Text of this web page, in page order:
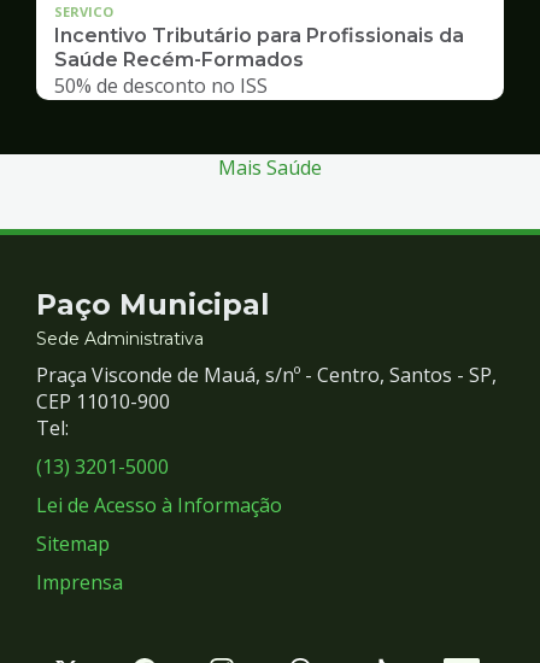
SERVICO
Incentivo Tributário para Profissionais da
Saúde Recém-Formados
50% de desconto no ISS
Mais Saúde
Contato
e
Redes
Sociais
Paço Municipal
Sede Administrativa
Praça Visconde de Mauá, s/nº - Centro, Santos - SP,
CEP 11010-900
Tel:
(13) 3201-5000
Lei de Acesso à Informação
Sitemap
Imprensa